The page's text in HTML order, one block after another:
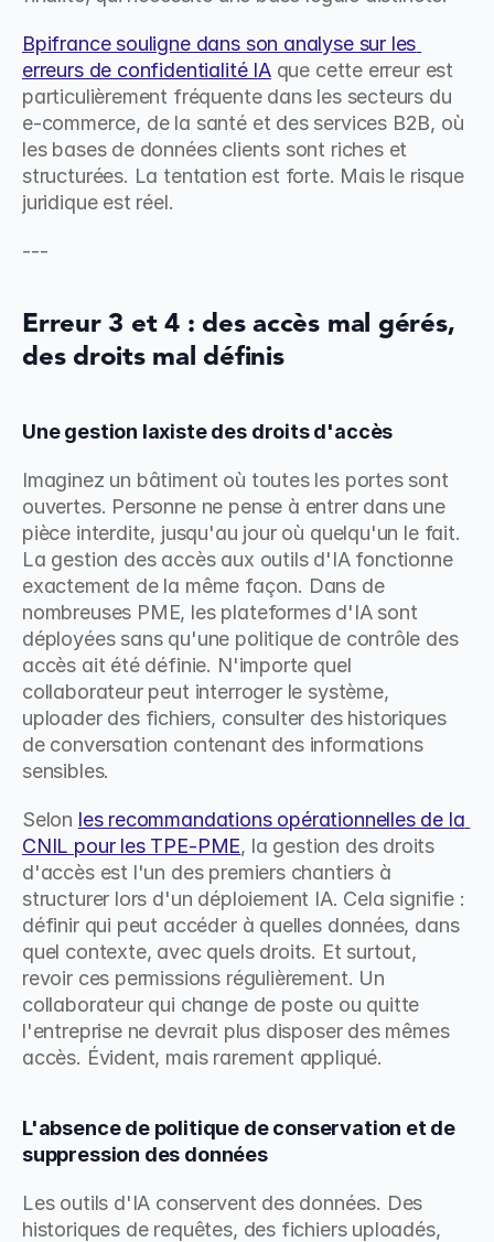
Bpifrance souligne dans son analyse sur les
erreurs de confidentialité IA que cette erreur est
particulièrement fréquente dans les secteurs du
e-commerce, de la santé et des services B2B, où
les bases de données clients sont riches et
structurées. La tentation est forte. Mais le risque
juridique est réel.
---
Erreur 3 et 4 : des accès mal gérés,
des droits mal définis
Une gestion laxiste des droits d'accès
Imaginez un bâtiment où toutes les portes sont
ouvertes. Personne ne pense à entrer dans une
pièce interdite, jusqu'au jour où quelqu'un le fait.
La gestion des accès aux outils d'IA fonctionne
exactement de la même façon. Dans de
nombreuses PME, les plateformes d'IA sont
déployées sans qu'une politique de contrôle des
accès ait été définie. N'importe quel
collaborateur peut interroger le système,
uploader des fichiers, consulter des historiques
de conversation contenant des informations
sensibles.
Selon les recommandations opérationnelles de la
CNIL pour les TPE-PME, la gestion des droits
d'accès est l'un des premiers chantiers à
structurer lors d'un déploiement IA. Cela signifie :
définir qui peut accéder à quelles données, dans
quel contexte, avec quels droits. Et surtout,
revoir ces permissions régulièrement. Un
collaborateur qui change de poste ou quitte
l'entreprise ne devrait plus disposer des mêmes
accès. Évident, mais rarement appliqué.
L'absence de politique de conservation et de
suppression des données
Les outils d'IA conservent des données. Des
historiques de requêtes, des fichiers uploadés,